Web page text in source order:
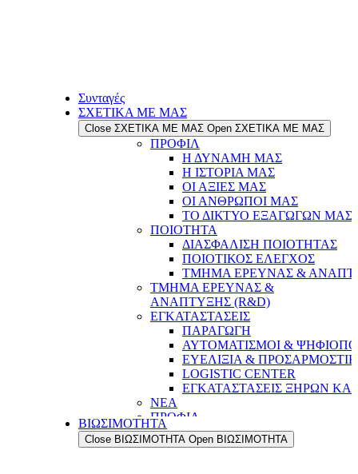
Συνταγές
ΣΧΕΤΙΚΑ ΜΕ ΜΑΣ
Close ΣΧΕΤΙΚΑ ΜΕ ΜΑΣ Open ΣΧΕΤΙΚΑ ΜΕ ΜΑΣ
ΠΡΟΦΙΛ
Η ΔΥΝΑΜΗ ΜΑΣ
Η ΙΣΤΟΡΙΑ ΜΑΣ
ΟΙ ΑΞΙΕΣ ΜΑΣ
ΟΙ ΑΝΘΡΩΠΟΙ ΜΑΣ
ΤΟ ΔΙΚΤΥΟ ΕΞΑΓΩΓΩΝ ΜΑΣ
ΠΟΙΟΤΗΤΑ
ΔΙΑΣΦΑΛΙΣΗ ΠΟΙΟΤΗΤΑΣ
ΠΟΙΟΤΙΚΟΣ ΕΛΕΓΧΟΣ
ΤΜΗΜΑ ΕΡΕΥΝΑΣ &
ΤΜΗΜΑ ΕΡΕΥΝΑΣ &
ΑΝΑΠΤΥΞΗΣ (R&D)
ΕΓΚΑΤΑΣΤΑΣΕΙΣ
ΠΑΡΑΓΩΓΗ
ΑΥΤΟΜΑΤΙΣΜΟΙ &
ΕΥΕΛΙΞΙΑ &
LOGISTIC CENTER
ΕΓΚΑΤΑΣΤΑΣΕΙΣ ΞΗΡΩΝ
ΝΕΑ
ΠΡΟΦΙΛ
Η ΔΥΝΑΜΗ ΜΑΣ
Η ΙΣΤΟΡΙΑ ΜΑΣ
ΒΙΩΣΙΜΟΤΗΤΑ
Close ΒΙΩΣΙΜΟΤΗΤΑ Open ΒΙΩΣΙΜΟΤΗΤΑ